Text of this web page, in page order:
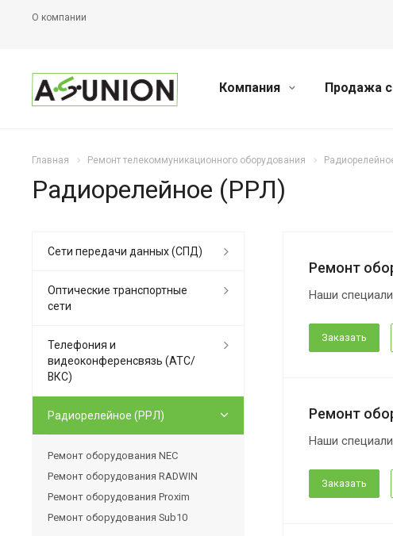
О компании
Компания Продажа
Главная Ремонт телекоммуникационного оборудования
Радиорелейное (РРЛ)
Ремонт
Наши
Заказать
Ремонт
Наши
Заказать
Cети передачи данных (СПД)
Оптические транспортные
сети
Телефония и
видеоконференсвязь (АТС/
ВКС)
Радиорелейное (РРЛ)
Ремонт оборудования NEC
Ремонт оборудования RADWIN
Ремонт оборудования Proxim
Ремонт оборудования Sub10